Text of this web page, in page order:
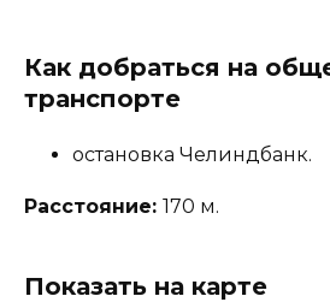
Как добраться на
транспорте
остановка Челиндбанк.
Расстояние: 170 м.
Показать на карте